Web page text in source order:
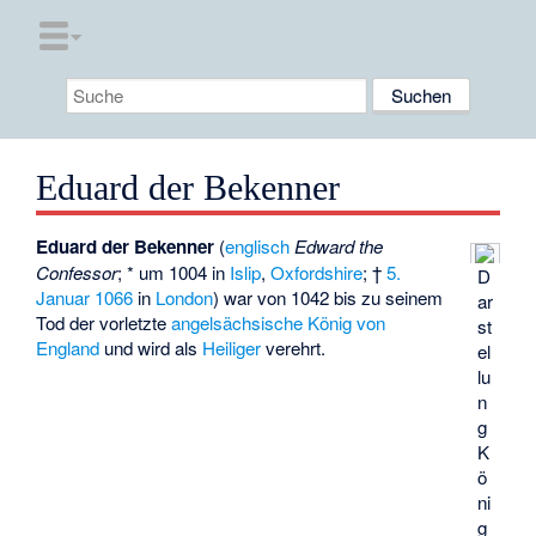
Eduard der Bekenner
D
ar
st
el
lu
n
g
K
ö
ni
g
Eduard der Bekenner (englisch Edward the
Confessor; * um 1004 in Islip,Oxfordshire; †5.
Januar 1066 in London) war von 1042 bis zu seinem
Tod der vorletzteangelsächsische König von
England und wird als Heiligerverehrt.